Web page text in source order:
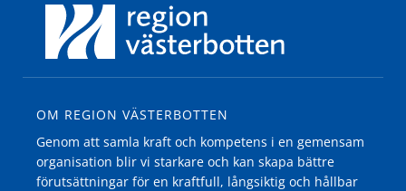
OM REGION VÄSTERBOTTEN
Genom att samla kraft och kompetens i en gemensam
organisation blir vi starkare och kan skapa bättre
förutsättningar för en kraftfull, långsiktig och hållbar